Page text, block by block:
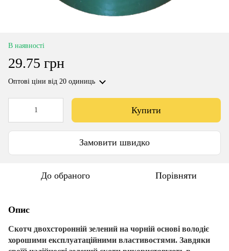
В наявності
29.75 грн
Оптові ціни від 20 одиниць
Купити
Замовити швидко
До обраного Порівняти
Опис
Скотч двохсторонній зелений на чорній основі володіє
хорошими експлуатаційними властивостями. Завдяки